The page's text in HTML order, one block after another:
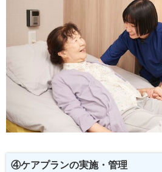
④ケアプランの実施・管理